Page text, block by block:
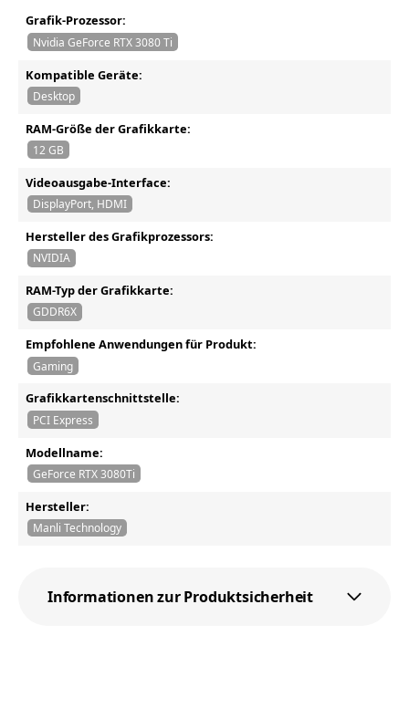
Grafik-Prozessor:
Nvidia GeForce RTX 3080 Ti
Kompatible Geräte:
Desktop
RAM-Größe der Grafikkarte:
12 GB
Videoausgabe-Interface:
DisplayPort, HDMI
Hersteller des Grafikprozessors:
NVIDIA
RAM-Typ der Grafikkarte:
GDDR6X
Empfohlene Anwendungen für Produkt:
Gaming
Grafikkartenschnittstelle:
PCI Express
Modellname:
GeForce RTX 3080Ti
Hersteller:
Manli Technology
Informationen zur Produktsicherheit